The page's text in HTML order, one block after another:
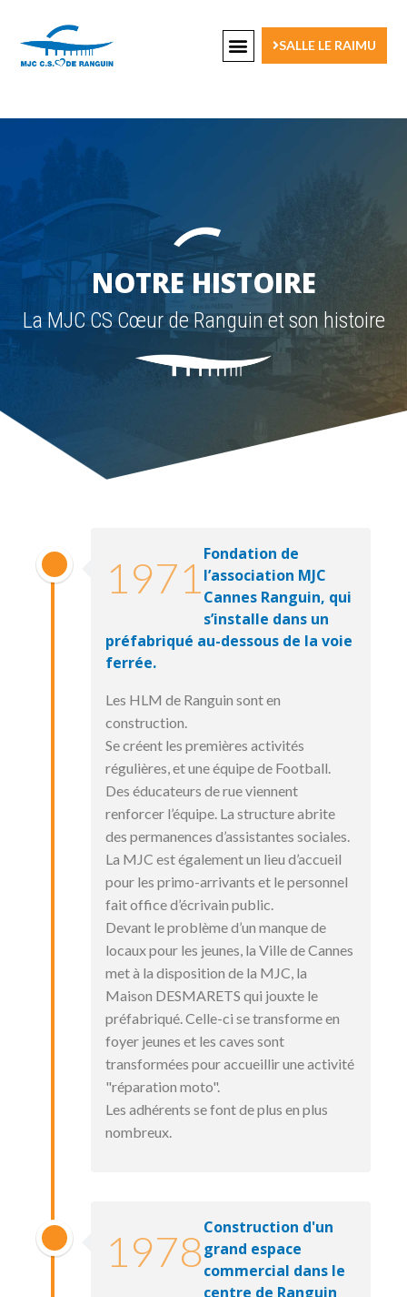
SALLE LE RAIMU
NOTRE HISTOIRE
La MJC CS Cœur de Ranguin et son histoire
1971 Fondation de
l’association MJC
Cannes Ranguin, qui
s’installe dans un
préfabriqué au-dessous de la voie
ferrée.
Les HLM de Ranguin sont en
construction.
Se créent les premières activités
régulières, et une équipe de Football.
Des éducateurs de rue viennent
renforcer l’équipe. La structure abrite
des permanences d’assistantes sociales.
La MJC est également un lieu d’accueil
pour les primo-arrivants et le personnel
fait office d’écrivain public.
Devant le problème d’un manque de
locaux pour les jeunes, la Ville de Cannes
met à la disposition de la MJC, la
Maison DESMARETS qui jouxte le
préfabriqué. Celle-ci se transforme en
foyer jeunes et les caves sont
transformées pour accueillir une activité
"réparation moto".
Les adhérents se font de plus en plus
nombreux.
1978Construction d'un
grand espace
commercial dans le
centre de Ranguin